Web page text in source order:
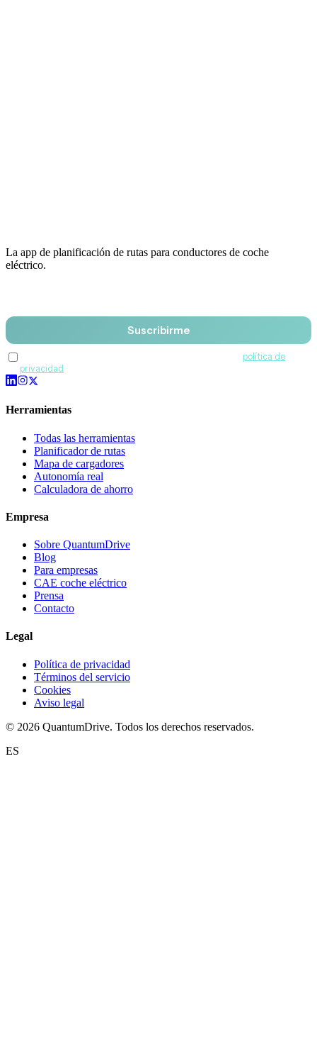
La app de planificación de rutas para conductores de coche
eléctrico.
Suscribirme
política de
privacidad
Herramientas
Todas las herramientas
Planificador de rutas
Mapa de cargadores
Autonomía real
Calculadora de ahorro
Empresa
Sobre QuantumDrive
Blog
Para empresas
CAE coche eléctrico
Prensa
Contacto
Legal
Política de privacidad
Términos del servicio
Cookies
Aviso legal
© 2026 QuantumDrive. Todos los derechos reservados.
ES